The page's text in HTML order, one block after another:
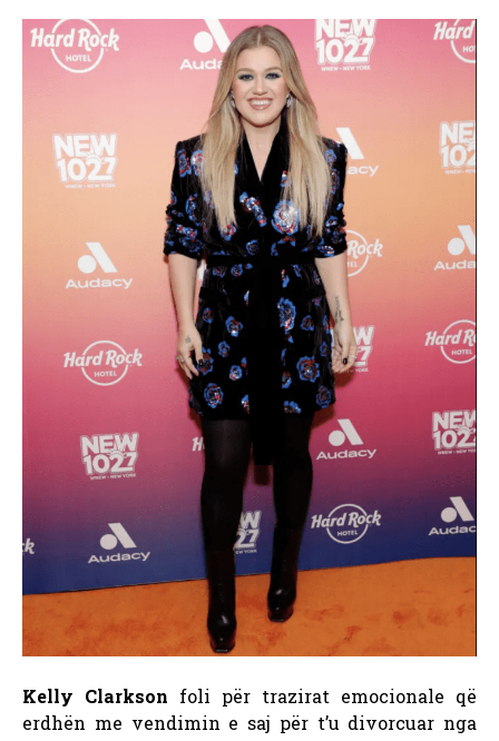
Kelly Clarkson foli për trazirat emocionale që
erdhën me vendimin e saj për t’u divorcuar nga